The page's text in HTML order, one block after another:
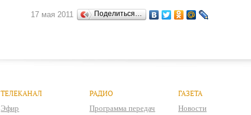
17 мая 2011 Поделиться…
ТЕЛЕКАНАЛ
Эфир
РАДИО
Программа передач
ГАЗЕТА
Новости